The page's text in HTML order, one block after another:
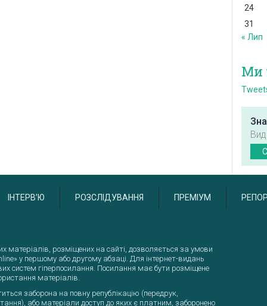
24
31
« Лип
Ми
ІНТЕРВ’Ю РОЗСЛІДУВАННЯ ПРЕМІУМ
матеріалів, розміщених на сайті, дозволяється за умови
у першому або другому абзаці. Для інтернет-видань
систем гіперпосилання. Посилання має бути розміщене
матеріалів.
заборона на повну републікацію (передрук,
або матеріали доступ до яких є платним, заборонено